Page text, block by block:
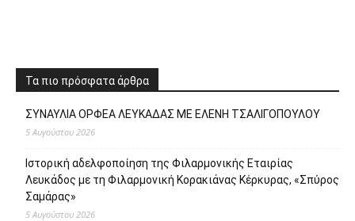
Τα πιο πρόσφατα άρθρα
ΣΥΝΑΥΛΙΑ ΟΡΦΕΑ ΛΕΥΚΑΔΑΣ ΜΕ ΕΛΕΝΗ ΤΣΑΛΙΓΟΠΟΥΛΟΥ
5 Αυγούστου 2026
Ιστορική αδελφοποίηση της Φιλαρμονικής Εταιρίας
Λευκάδος με τη Φιλαρμονική Κορακιάνας Κέρκυρας, «Σπύρος
Σαμάρας»
5 Αυγούστου 2026